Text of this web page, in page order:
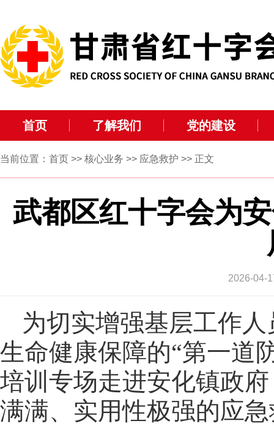
首页 了解我们 党的建设
当前位置： 首页 >> 核心业务 >> 应急救护 >> 正文
武都区红十字会为
2026-04-
为切实增强基层工作
生命健康保障的“第一道
培训专场走进安化镇政
满满、实用性极强的应